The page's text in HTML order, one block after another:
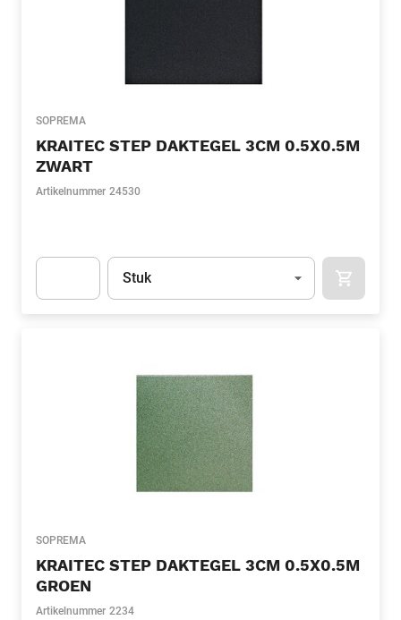
SOPREMA
KRAITEC STEP DAKTEGEL 3CM 0.5X0.5M
ZWART
Artikelnummer 24530
Eenheid
Stuk
SOPREMA
KRAITEC STEP DAKTEGEL 3CM 0.5X0.5M
GROEN
Artikelnummer 2234